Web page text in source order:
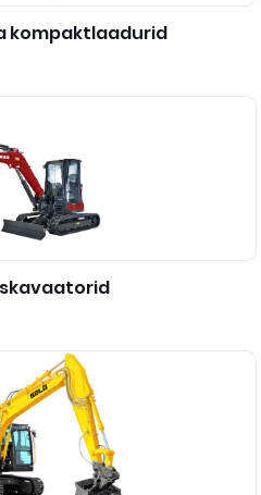
kompaktlaadurid